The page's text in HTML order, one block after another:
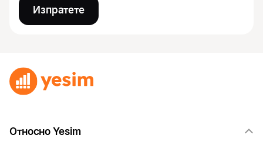
Изпратете
Относно Yesim